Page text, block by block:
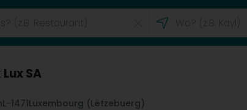
SA
L-1471Luxembourg (Lëtzebuerg)